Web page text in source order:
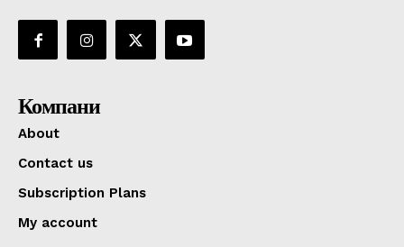
Компани
About
Contact us
Subscription Plans
My account